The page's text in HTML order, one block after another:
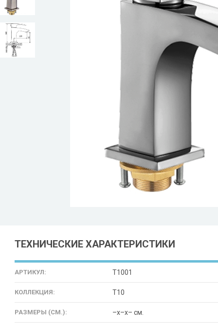
ТЕХНИЧЕСКИЕ ХАРАКТЕРИСТИКИ
АРТИКУЛ: T1001
КОЛЛЕКЦИЯ: T10
РАЗМЕРЫ (СМ.): –x–x– см.